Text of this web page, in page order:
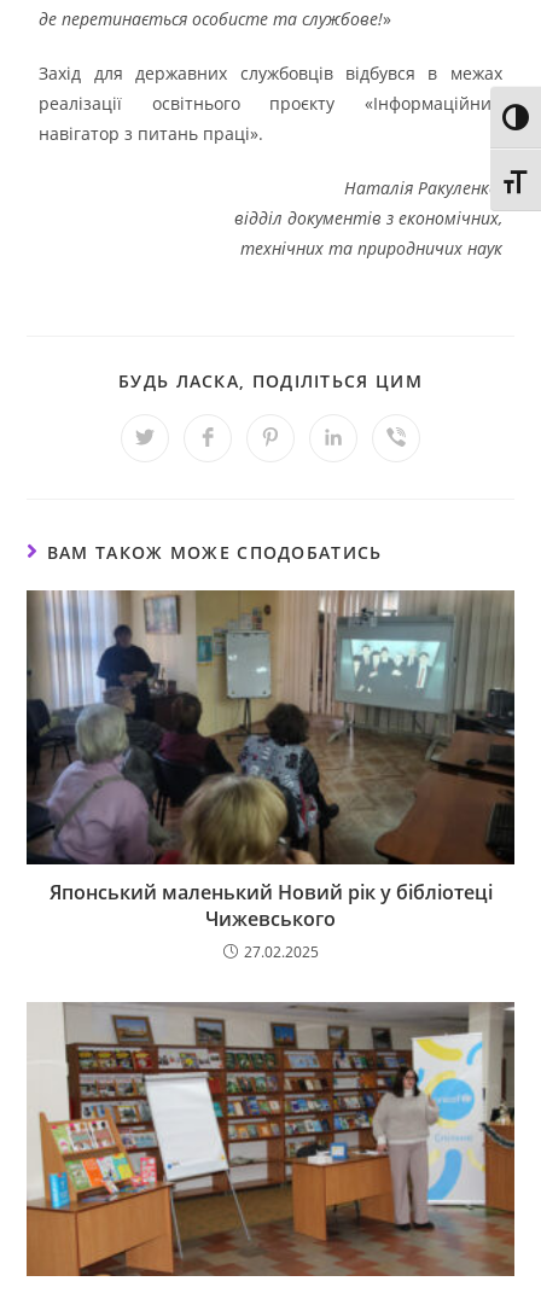
де перетинається особисте та службове!»
Захід для державних службовців відбувся в межах
реалізації освітнього проєкту «Інформаційний
навігатор з питань праці».
Наталія Ракуленко,
відділ документів з економічних,
технічних та природничих наук
БУДЬ ЛАСКА, ПОДІЛІТЬСЯ ЦИМ
ВАМ ТАКОЖ МОЖЕ СПОДОБАТИСЬ
Японський маленький Новий рік у бібліотеці
Чижевського
27.02.2025